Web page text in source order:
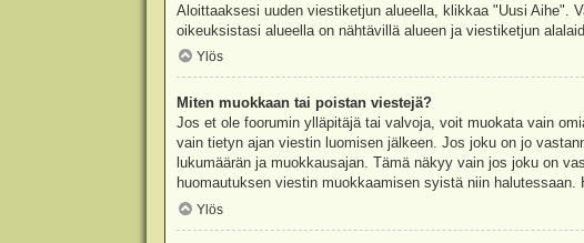
Aloittaaksesi uuden viestiketjun alueella, klikkaa "Uusi Aihe".
oikeuksistasi alueella on nähtävillä alueen ja viestiketjun
Ylös
Miten muokkaan tai poistan viestejä?
Jos et ole foorumin ylläpitäjä tai valvoja, voit muokata vain
vain tietyn ajan viestin luomisen jälkeen. Jos joku on jo
lukumäärän ja muokkausajan. Tämä näkyy vain jos joku on
huomautuksen viestin muokkaamisen syistä niin
Ylös